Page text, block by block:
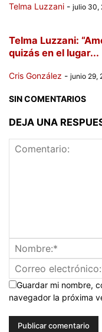
Telma Luzzani - julio 30,
Telma Luzzani:
quizás en el lugar...
Cris González - junio 29,
SIN COMENTARIOS
DEJA UNA
Guardar mi nombre,
navegador la próxima